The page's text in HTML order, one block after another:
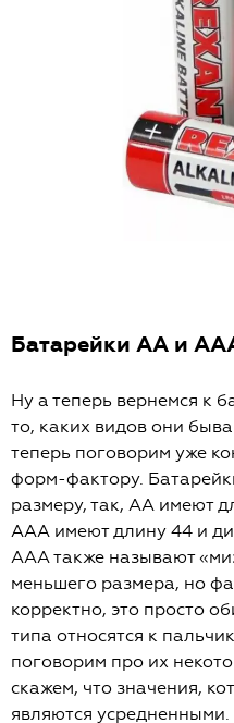
Батарейки АА и
Ну а теперь вернемся к
то, каких видов они
теперь поговорим уже
форм-фактору.
размеру, так, АА имеют
ААА имеют длину 44 и
ААА также называют
меньшего размера, но
корректно, это просто
типа относятся к
поговорим про их
скажем, что значения,
являются